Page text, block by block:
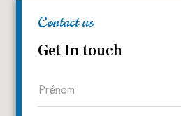
Contact us
Get In touch